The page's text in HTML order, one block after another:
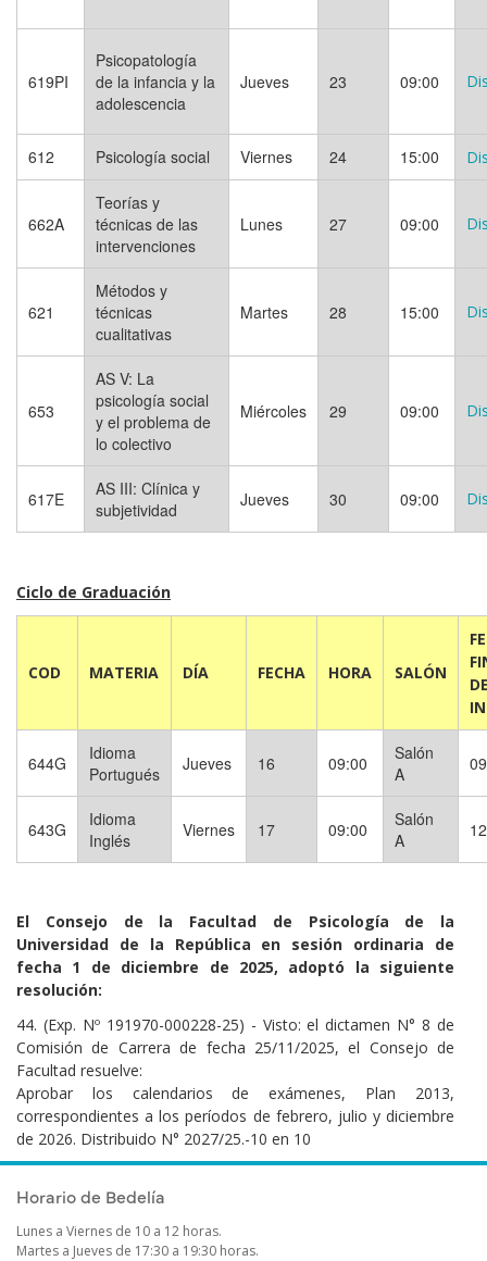
Horario de Bedelía
Lunes a Viernes de 10 a 12 horas.
Martes a Jueves de 17:30 a 19:30 horas.
619PI
Psicopatología
de la infancia y la
adolescencia
Jueves 23 09:00
612 Psicología social Viernes 24 15:00
662A
Teorías y
técnicas de las
intervenciones
Lunes 27 09:00
621
Métodos y
técnicas
cualitativas
Martes 28 15:00
653
AS V: La
psicología social
y el problema de
lo colectivo
Miércoles 29 09:00
617E
AS III: Clínica y
subjetividad
Jueves 30 09:00
Ciclo de Graduación
COD MATERIA DÍA FECHA HORA SALÓN
644G
Idioma
Portugués
Jueves 16 09:00
Salón
A
643G
Idioma
Inglés
Viernes 17 09:00
Salón
A
El Consejo de la Facultad de Psicología de la
Universidad de la República en sesión ordinaria de
fecha 1 de diciembre de 2025, adoptó la siguiente
resolución:
44. (Exp. Nº 191970-000228-25) - Visto: el dictamen N° 8 de
Comisión de Carrera de fecha 25/11/2025, el Consejo de
Facultad resuelve:
Aprobar los calendarios de exámenes, Plan 2013,
correspondientes a los períodos de febrero, julio y diciembre
de 2026. Distribuido N° 2027/25.-10 en 10
Publicado elLunes 1 Junio, 2026